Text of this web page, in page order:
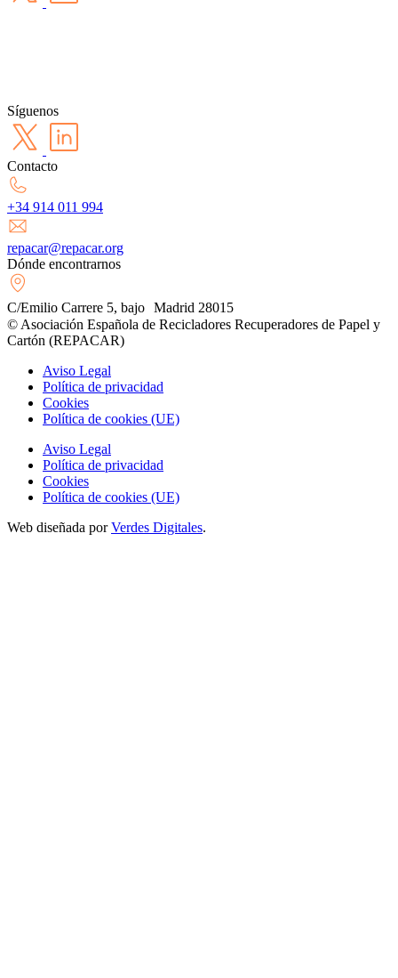
Síguenos
Contacto
+34 914 011 994
repacar@repacar.org
Dónde encontrarnos
C/Emilio Carrere 5, bajo Madrid 28015
© Asociación Española de Recicladores Recuperadores de Papel y
Cartón (REPACAR)
Aviso Legal
Política de privacidad
Cookies
Política de cookies (UE)
Aviso Legal
Política de privacidad
Cookies
Política de cookies (UE)
Web diseñada porVerdes Digitales.